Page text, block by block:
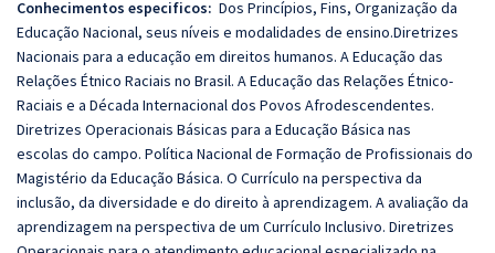
Conhecimentos especificos: Dos Princípios, Fins, Organização da
Educação Nacional, seus níveis e modalidades de ensino.Diretrizes
Nacionais para a educação em direitos humanos. A Educação das
Relações Étnico Raciais no Brasil. AEducação das Relações Étnico-
Raciais e a Década Internacional dos Povos Afrodescendentes.
Diretrizes Operacionais Básicas para a Educação Básica nas
escolas do campo. Política Nacional de Formação de Profissionais do
Magistério da Educação Básica. O Currículo na perspectiva da
inclusão, da diversidade e do direito à aprendizagem. A avaliação da
aprendizagem na perspectiva de um Currículo Inclusivo. Diretrizes